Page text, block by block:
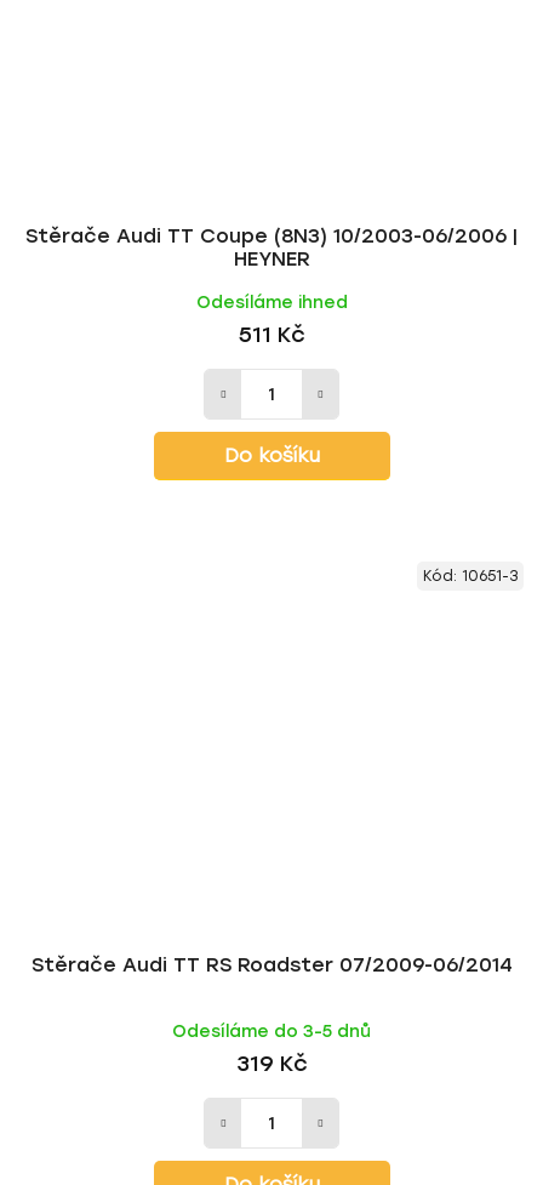
Stěrače Audi TT Coupe (8N3) 10/2003-06/2006 |
HEYNER
Odesíláme ihned
511 Kč
Do košíku
Stěrače Audi TT RS Roadster 07/2009-06/2014
Odesíláme do 3-5 dnů
319 Kč
Kód: 10651-3